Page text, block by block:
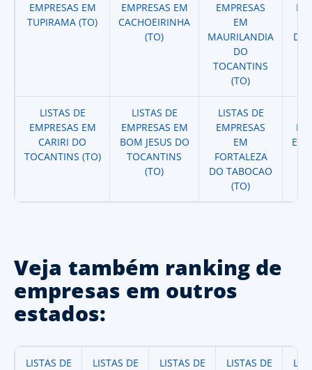
EMPRESAS EM
TUPIRAMA (TO)
EMPRESAS EM
CACHOEIRINHA
(TO)
EMPRESAS
EM
MAURILANDIA
DO
TOCANTINS
(TO)
LISTAS DE
EMPRESAS EM
CARIRI DO
TOCANTINS (TO)
LISTAS DE
EMPRESAS EM
BOM JESUS DO
TOCANTINS
(TO)
LISTAS DE
EMPRESAS
EM
FORTALEZA
DO TABOCAO
(TO)
EM
Veja também ranking de
empresas em outros
estados:
LISTAS DE
LISTAS DE
LISTAS DE
LISTAS DE